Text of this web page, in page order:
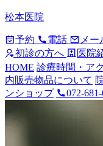
松本医院
予約 電話
メー
初診の方へ
医院
HOME 診療時間・ア
内販売物品について
ンショップ
072-